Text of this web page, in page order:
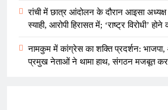
रांची में छात्र आंदोलन के दौरान आइसा अध्यक्ष
स्याही, आरोपी हिरासत में; ‘राष्ट्र विरोधी’
नामकुम में कांग्रेस का शक्ति प्रदर्शन:
प्रमुख नेताओं ने थामा हाथ, संगठन मजबूत